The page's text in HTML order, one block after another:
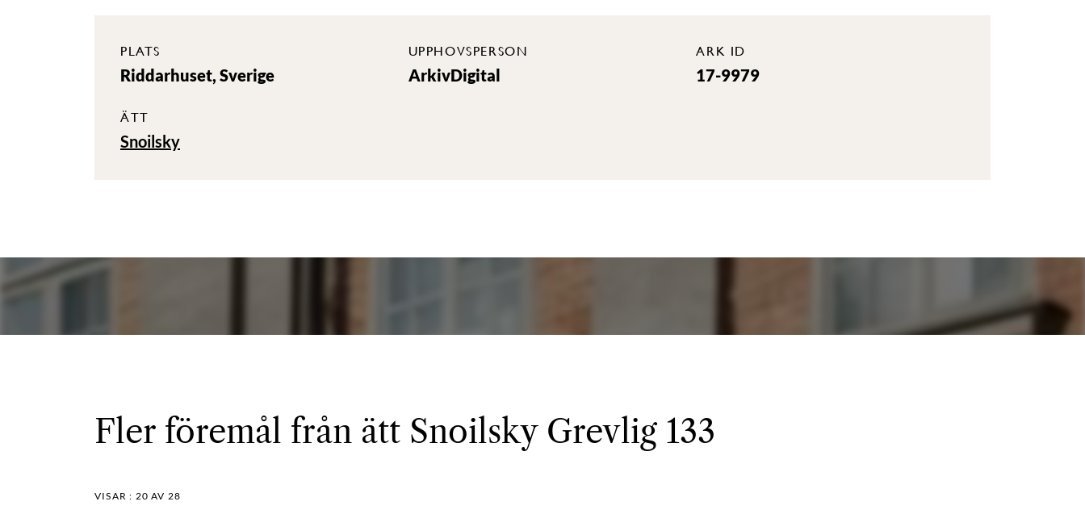
PLATS
Riddarhuset, Sverige
UPPHOVSPERSON
ArkivDigital
ARK ID
17-9979
ÄTT
Snoilsky
Fler föremål från ätt Snoilsky Grevlig 133
VISAR : 20 AV 28